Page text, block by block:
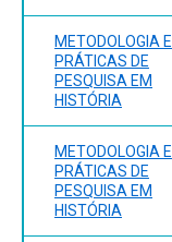
METODOLOGIA E
PRÁTICAS DE
PESQUISA EM
HISTÓRIA
METODOLOGIA E
PRÁTICAS DE
PESQUISA EM
HISTÓRIA